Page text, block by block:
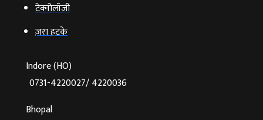
टेक्‍नोलॉजी
ज़रा हटके
Indore (HO)
0731-4220027/ 4220036
Bhopal